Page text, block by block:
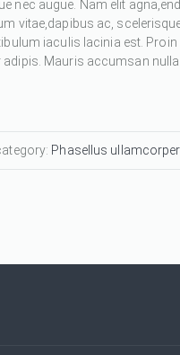
nec augue. Nam elit
vitae,dapibus ac,
iaculis lacinia est.
Mauris accumsan
Phasellus